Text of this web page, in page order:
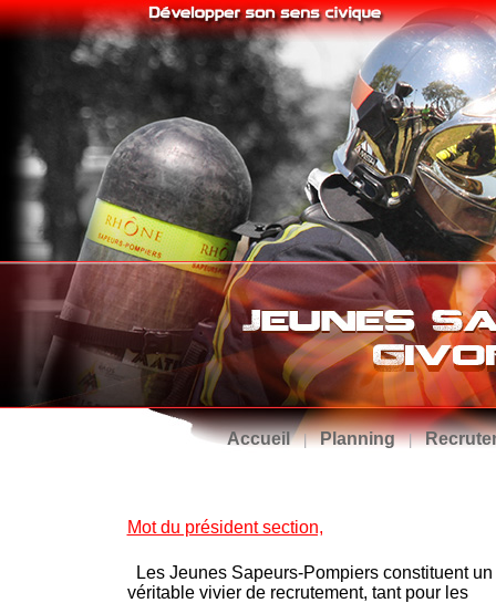
Accueil|Planning|
Mot du président section,
Les Jeunes Sapeurs-Pompiers constituent un
véritable vivier de recrutement, tant pour les